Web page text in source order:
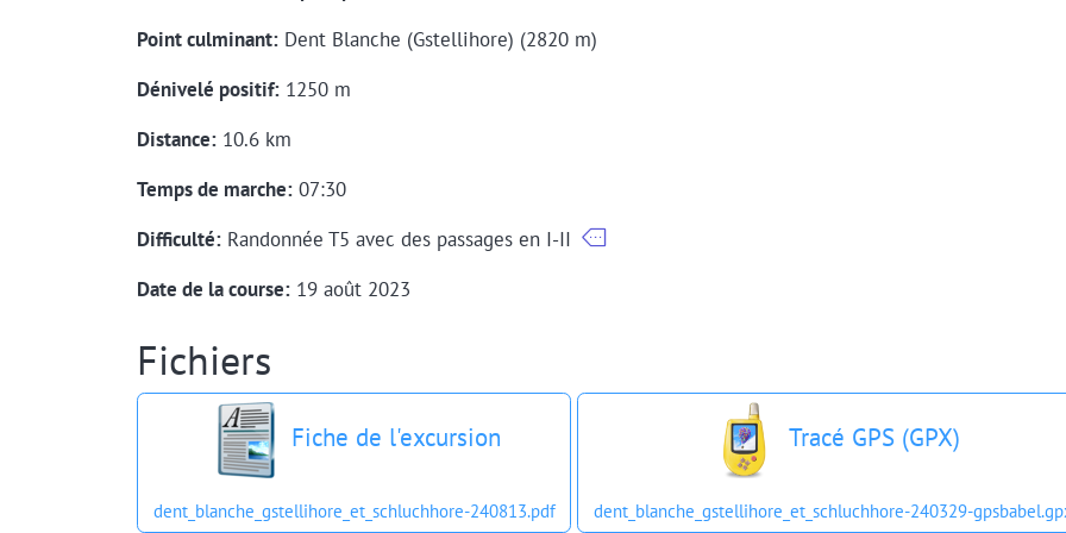
Point culminant:Dent Blanche (Gstellihore) (2820 m)
Dénivelé positif:1250 m
Distance:10.6 km
Temps de marche:07:30
Difficulté:Randonnée T5 avec des passages en I-II
Date de la course:19 août 2023
Fichiers
Fiche de l'excursion
dent_blanche_gstellihore_et_schluchhore-240813.pdf
Tracé GPS (GPX)
dent_blanche_gstellihore_et_schluchhore-240329-